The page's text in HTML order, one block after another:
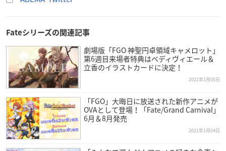
「劇場版 ソードアート・オンライン -オーディナ
ル・スケール-」
【配信日時】
2021年2月6日(土)
7:00～ / 15:40～ / 24:20～
【配信チャンネル】
アニメLIVEチャンネル
Fateシリーズの関連記事
劇場版「FGO 神聖円卓領域キャメロット」
第6週目来場者特典はべディヴィエール＆
立香のイラストカードに決定！
2021年1月05日
「FGO」大晦日に放送された新作アニメが
OVAとして登場！「Fate/Grand Carnival」
6月＆8月発売
2021年1月04日